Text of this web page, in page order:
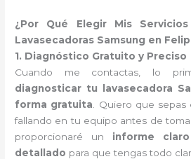
¿Por Qué Elegir Mis
Lavasecadoras Samsung en
1. Diagnóstico Gratuito y Preciso
Cuando me contactas, lo
diagnosticar tu lavasecadora
forma gratuita . Quiero que
fallando en tu equipo antes de
proporcionaré un informe claro
detallado para que tengas todo